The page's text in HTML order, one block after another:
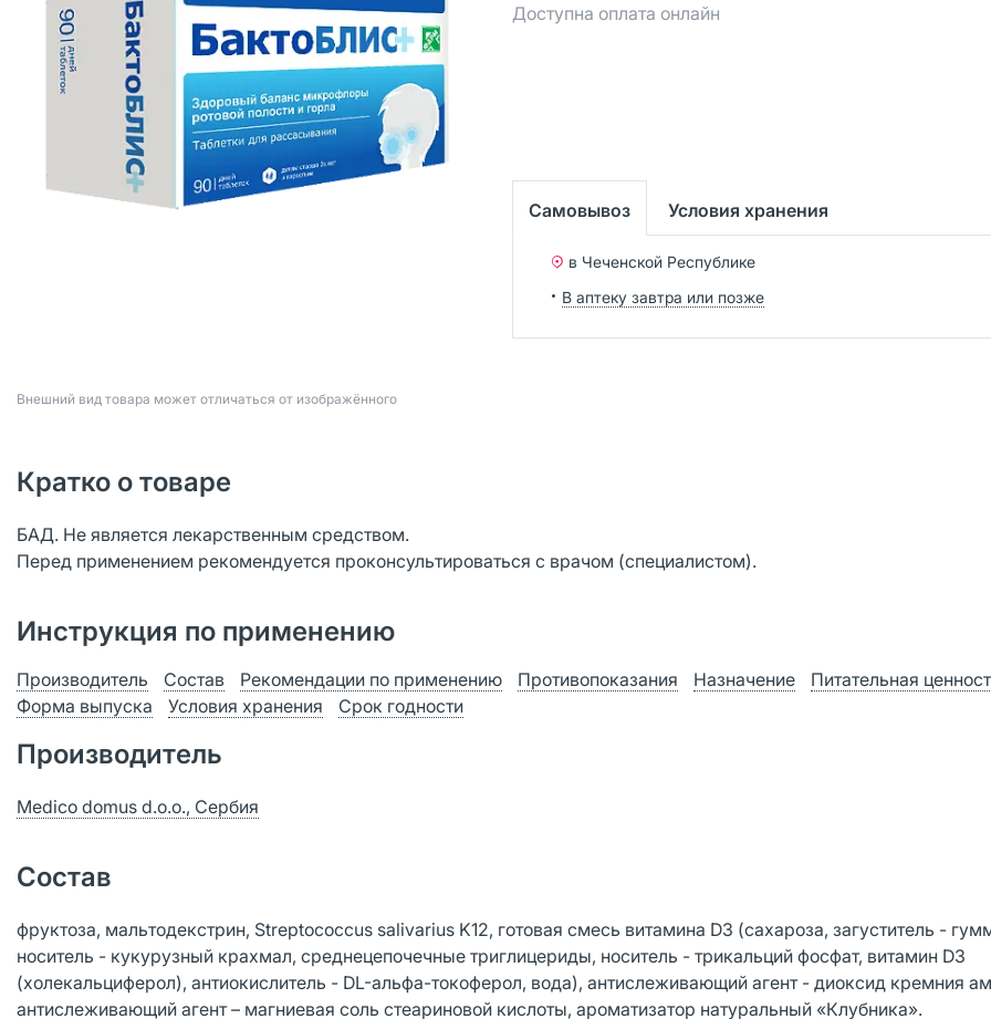
Bнешний вид товара может отличаться от изображённого
Доступна оплата онлайн
Самовывоз Условия хранения
в Чеченской Республике
В аптеку завтра или позже
Кратко о товаре
БАД. Не является лекарственным средством.
Перед применением рекомендуется проконсультироваться с врачом (специалистом).
Инструкция по применению
Производитель Состав Рекомендации по применению Противопоказания Назначение
Питательная
Форма выпуска
Условия хранения Срок годности
Производитель
Medico domus d.o.o., Сербия
Состав
фруктоза, мальтодекстрин, Streptococcus salivarius K12, готовая смесь витамина D3 (сахароза, загуститель -
носитель - кукурузный крахмал, среднецепочечные триглицериды, носитель - трикальций фосфат, витамин D3
(холекальциферол), антиокислитель - DL-альфа-токоферол, вода), антислеживающий агент - диоксид кремния
антислеживающий агент – магниевая соль стеариновой кислоты, ароматизатор натуральный «Клубника».